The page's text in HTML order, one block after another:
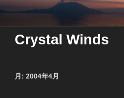
Skip
content
Crystal Winds
月: 2004年4月